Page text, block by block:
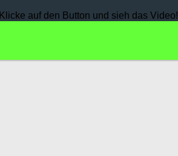
Klicke auf den Button und sieh das Video!